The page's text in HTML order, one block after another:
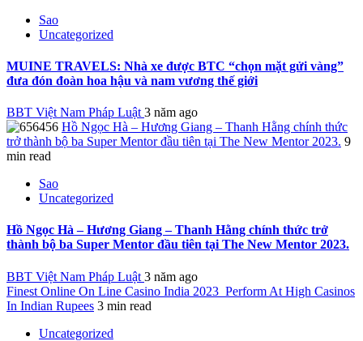
Sao
Uncategorized
MUINE TRAVELS: Nhà xe được BTC “chọn mặt gửi vàng”
đưa đón đoàn hoa hậu và nam vương thế giới
BBT Việt Nam Pháp Luật 3 năm ago
Hồ Ngọc Hà – Hương Giang – Thanh Hằng chính thức
trở thành bộ ba Super Mentor đầu tiên tại The New Mentor 2023. 9
min read
Sao
Uncategorized
Hồ Ngọc Hà – Hương Giang – Thanh Hằng chính thức trở
thành bộ ba Super Mentor đầu tiên tại The New Mentor 2023.
BBT Việt Nam Pháp Luật 3 năm ago
Finest Online On Line Casino India 2023 ️ Perform At High Casinos
In Indian Rupees 3 min read
Uncategorized